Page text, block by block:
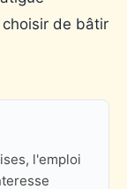
de bâtir
l'emploi